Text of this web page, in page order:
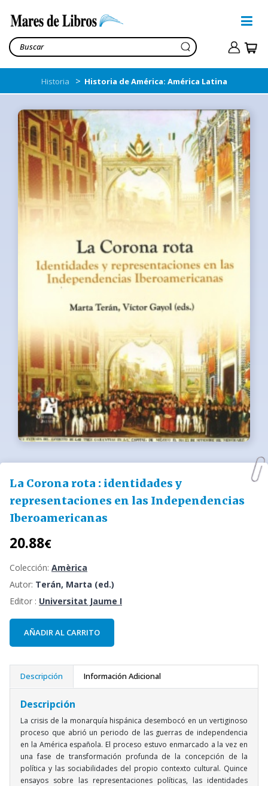
Historia > Historia de América: América Latina
La Corona rota : identidades y
representaciones en las Independencias
Iberoamericanas
20.88€
Colección: Amèrica
Autor: Terán, Marta (ed.)
Editor : Universitat Jaume I
AÑADIR AL CARRITO
Descripción Información Adicional
Descripción
La crisis de la monarquía hispánica desembocó en un vertiginoso
proceso que abrió un periodo de las guerras de independencia
en la América española. El proceso estuvo enmarcado a la vez en
una fase de transformación profunda de la concepción de la
política y las sociabilidades del propio contexto cultural. Quince
ensayos sobre las representaciones políticas, las identidades